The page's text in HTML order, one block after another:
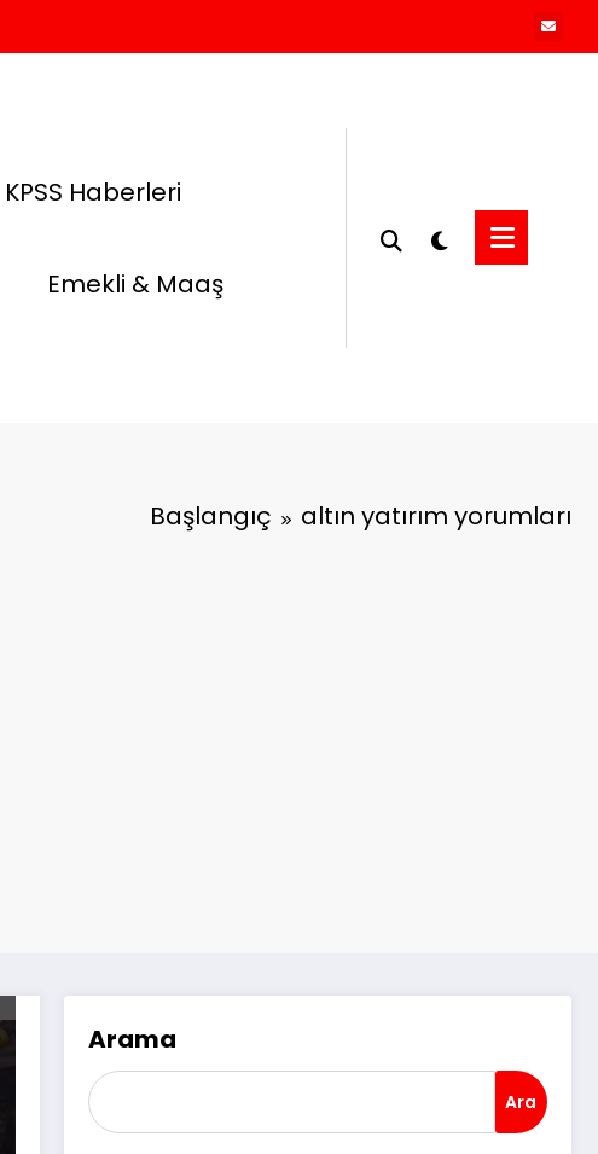
KPSS Haberleri
Emekli & Maaş
Başlangıç altın yatırım yorumları
Arama
Ara